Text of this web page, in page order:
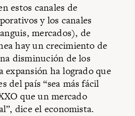
estos canales de
y los canales
mercados), de
hay un crecimiento de
disminución de los
expansión ha logrado que
del país “sea más fácil
que un mercado
dice el economista.